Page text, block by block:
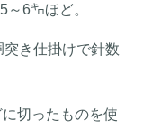
6㌔ほど。
き仕掛けで針数
切ったものを使